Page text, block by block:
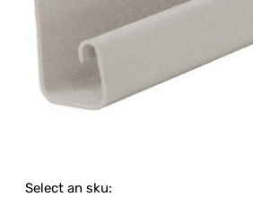
Select an sku: